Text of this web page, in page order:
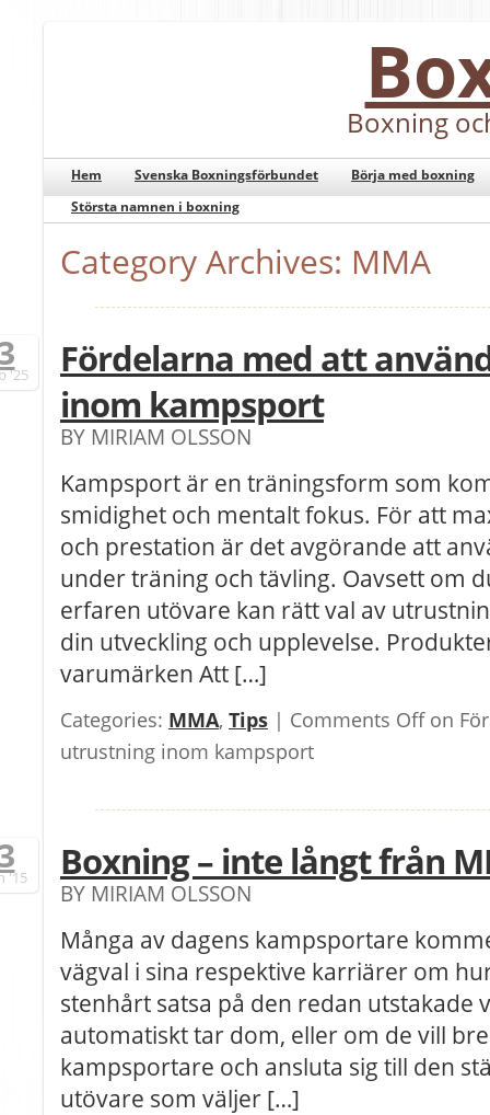
Boxning
Hem Svenska Boxningsförbundet
Börja med boxning
Största namnen i boxning
Category Archives: MMA
'25
Fördelarna med att
inom kampsport
BY MIRIAM OLSSON
Kampsport är en träningsform som
smidighet och mentalt fokus. För att
och prestation är det avgörande att
under träning och tävling. Oavsett om
erfaren utövare kan rätt val av
din utveckling och upplevelse.
varumärken Att […]
Categories: MMA, Tips | Comments Offon
utrustning inom kampsport
'15 Boxning – inte långt från
BY MIRIAM OLSSON
Många av dagens kampsportare
vägval i sina respektive karriärer om
stenhårt satsa på den redan utstakade
automatiskt tar dom, eller om de vill
kampsportare och ansluta sig till den
utövare som väljer […]